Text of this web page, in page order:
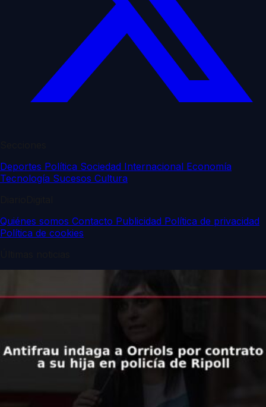
Deportes Política Sociedad Internacional Economía
Tecnología Sucesos Cultura
Quiénes somos Contacto Publicidad Política de privacidad
Política de cookies